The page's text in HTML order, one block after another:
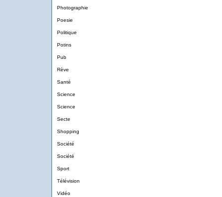
Photographie
Poesie
Politique
Potins
Pub
Rève
Santé
Science
Science
Secte
Shopping
Société
Société
Sport
Télévision
Vidéo